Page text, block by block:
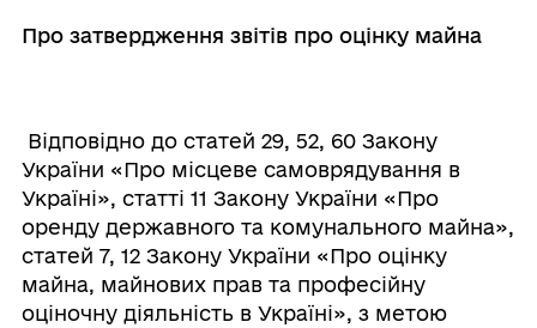
Про затвердження звітів про оцінку майна
Відповідно до статей 29, 52, 60 Закону
України «Про місцеве самоврядування в
Україні», статті 11 Закону України «Про
оренду державного та комунального майна»,
статей 7, 12 Закону України «Про оцінку
майна, майнових прав та професійну
оціночну діяльність в Україні», з метою